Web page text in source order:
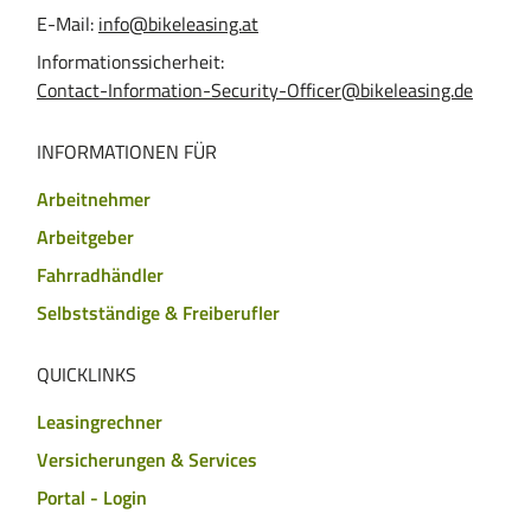
E-Mail: info@bikeleasing.at
Informationssicherheit:
Contact-Information-Security-Officer@bikeleasing.de
INFORMATIONEN FÜR
Arbeitnehmer
Arbeitgeber
Fahrradhändler
Selbstständige & Freiberufler
QUICKLINKS
Leasingrechner
Versicherungen & Services
Portal - Login